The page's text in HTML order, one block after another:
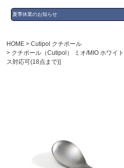
夏季休業のお知らせ
HOME
Cutipol クチポール
クチポール（Cutipol） ミオ/MIO ホワイ
ス対応可(18点まで)]